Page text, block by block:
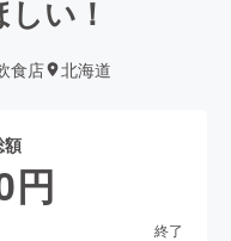
い！
食店 北海道
額
円
終了